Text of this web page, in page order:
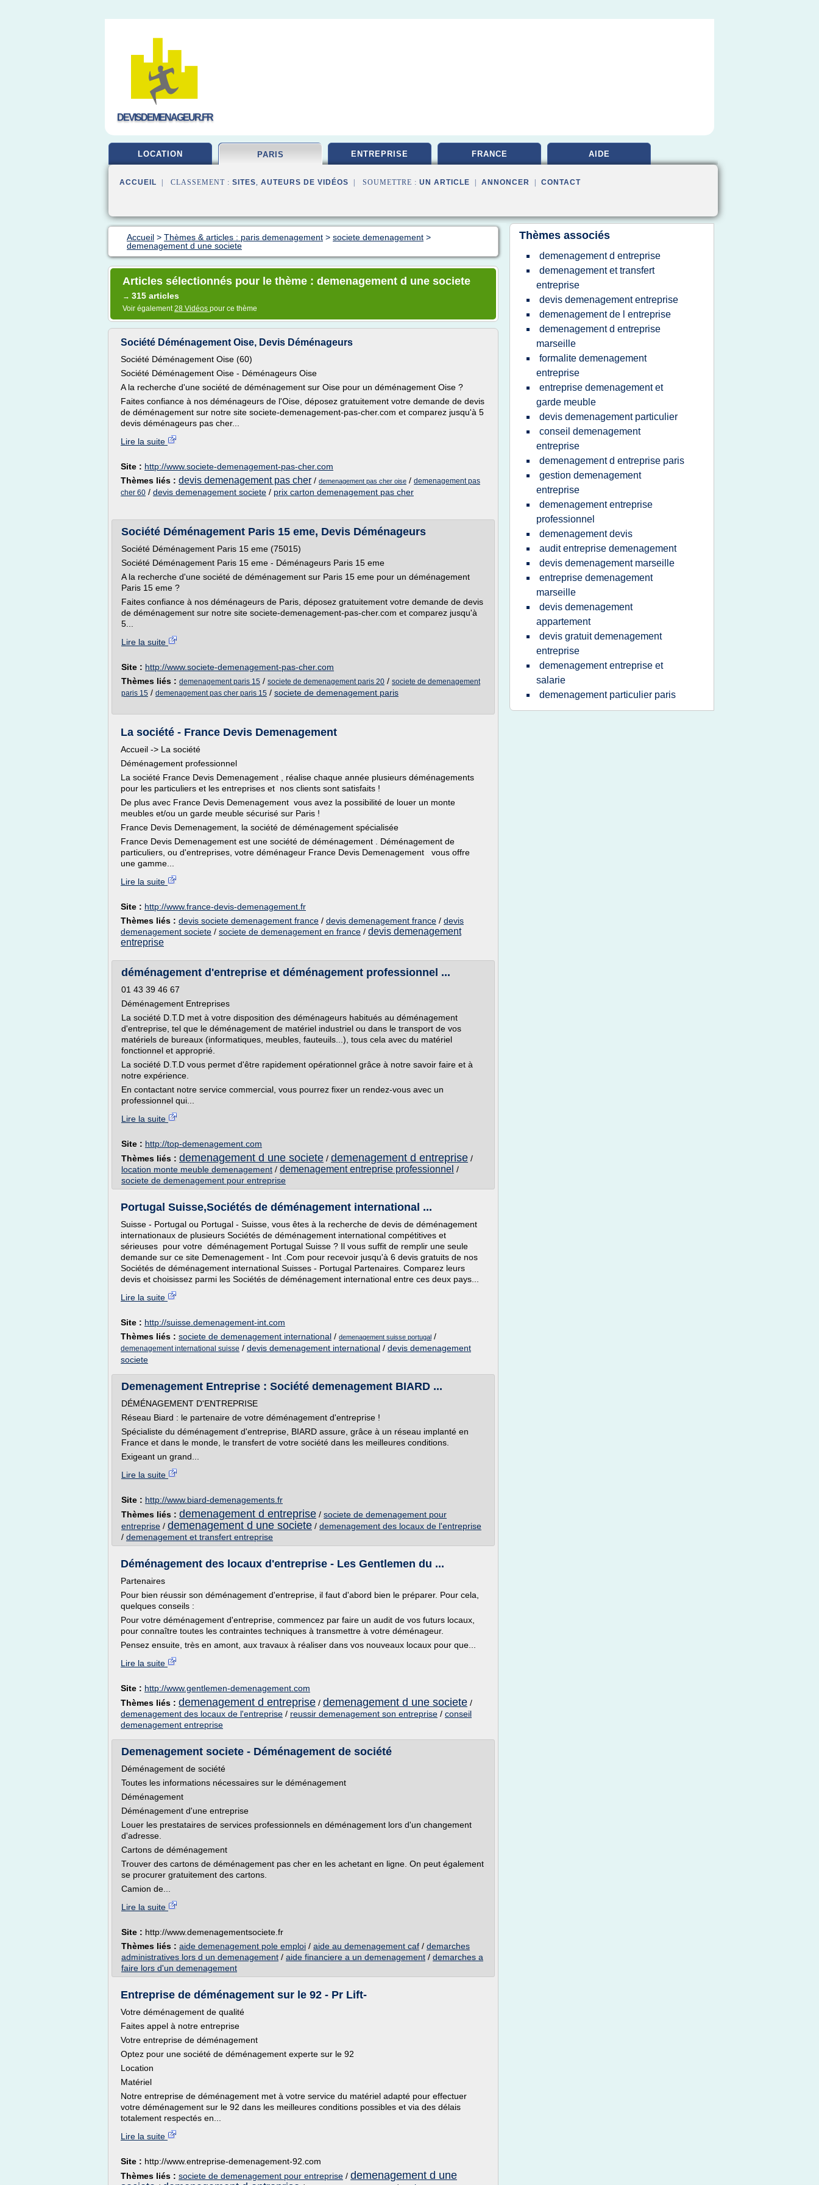
DEVISDEMENAGEUR.FR
LOCATION PARIS ENTREPRISE FRANCE AIDE
ACCUEIL | CLASSEMENT : SITES, AUTEURS DE VIDÉOS | SOUMETTRE : UN ARTICLE ANNONCER CONTACT
Accueil > Thèmes & articles : paris demenagement > societe demenagement >
demenagement d une societe
Articles sélectionnés pour le thème : demenagement d une societe
→ 315 articles
Voir également28 Vidéos pour ce thème
Société Déménagement Oise, Devis Déménageurs
Société Déménagement Oise (60)
Société Déménagement Oise - Déménageurs Oise
A la recherche d'une société de déménagement sur Oise pour un déménagement Oise ?
Faites confiance à nos déménageurs de l'Oise, déposez gratuitement votre demande de devis
de déménagement sur notre site societe-demenagement-pas-cher.com et comparez jusqu'à 5
devis déménageurs pas cher...
Lire la suite
Site : http://www.societe-demenagement-pas-cher.com
Thèmes liés : devis demenagement pas cher / demenagement pas cher oise / demenagement pas
cher 60 / devis demenagement societe / prix carton demenagement pas cher
Société Déménagement Paris 15 eme, Devis Déménageurs
Société Déménagement Paris 15 eme (75015)
Société Déménagement Paris 15 eme - Déménageurs Paris 15 eme
A la recherche d'une société de déménagement sur Paris 15 eme pour un déménagement
Paris 15 eme ?
Faites confiance à nos déménageurs de Paris, déposez gratuitement votre demande de devis
de déménagement sur notre site societe-demenagement-pas-cher.com et comparez jusqu'à
5...
Lire la suite
Site : http://www.societe-demenagement-pas-cher.com
Thèmes liés : demenagement paris 15 / societe de demenagement paris 20 / societe de demenagement
paris 15 / demenagement pas cher paris 15 / societe de demenagement paris
La société - France Devis Demenagement
Accueil -> La société
Déménagement professionnel
La société France Devis Demenagement , réalise chaque année plusieurs déménagements
pour les particuliers et les entreprises et nos clients sont satisfaits !
De plus avec France Devis Demenagement vous avez la possibilité de louer un monte
meubles et/ou un garde meuble sécurisé sur Paris !
France Devis Demenagement, la société de déménagement spécialisée
France Devis Demenagement est une société de déménagement . Déménagement de
particuliers, ou d'entreprises, votre déménageur France Devis Demenagement vous offre
une gamme...
Lire la suite
Site : http://www.france-devis-demenagement.fr
Thèmes liés : devis societe demenagement france / devis demenagement france / devis
demenagement societe / societe de demenagement en france / devis demenagement
entreprise
déménagement d'entreprise et déménagement professionnel ...
01 43 39 46 67
Déménagement Entreprises
La société D.T.D met à votre disposition des déménageurs habitués au déménagement
d'entreprise, tel que le déménagement de matériel industriel ou dans le transport de vos
matériels de bureaux (informatiques, meubles, fauteuils...), tous cela avec du matériel
fonctionnel et approprié.
La société D.T.D vous permet d'être rapidement opérationnel grâce à notre savoir faire et à
notre expérience.
En contactant notre service commercial, vous pourrez fixer un rendez-vous avec un
professionnel qui...
Lire la suite
Site : http://top-demenagement.com
Thèmes liés : demenagement d une societe / demenagement d entreprise /
location monte meuble demenagement / demenagement entreprise professionnel /
societe de demenagement pour entreprise
Portugal Suisse,Sociétés de déménagement international ...
Suisse - Portugal ou Portugal - Suisse, vous êtes à la recherche de devis de déménagement
internationaux de plusieurs Sociétés de déménagement international compétitives et
sérieuses pour votre déménagement Portugal Suisse ? Il vous suffit de remplir une seule
demande sur ce site Demenagement - Int .Com pour recevoir jusqu'à 6 devis gratuits de nos
Sociétés de déménagement international Suisses - Portugal Partenaires. Comparez leurs
devis et choisissez parmi les Sociétés de déménagement international entre ces deux pays...
Lire la suite
Site : http://suisse.demenagement-int.com
Thèmes liés : societe de demenagement international / demenagement suisse portugal /
demenagement international suisse / devis demenagement international / devis demenagement
societe
Demenagement Entreprise : Société demenagement BIARD ...
DÉMÉNAGEMENT D'ENTREPRISE
Réseau Biard : le partenaire de votre déménagement d'entreprise !
Spécialiste du déménagement d'entreprise, BIARD assure, grâce à un réseau implanté en
France et dans le monde, le transfert de votre société dans les meilleures conditions.
Exigeant un grand...
Lire la suite
Site : http://www.biard-demenagements.fr
Thèmes liés : demenagement d entreprise / societe de demenagement pour
entreprise / demenagement d une societe / demenagement des locaux de l'entreprise
/ demenagement et transfert entreprise
Déménagement des locaux d'entreprise - Les Gentlemen du ...
Partenaires
Pour bien réussir son déménagement d'entreprise, il faut d'abord bien le préparer. Pour cela,
quelques conseils :
Pour votre déménagement d'entreprise, commencez par faire un audit de vos futurs locaux,
pour connaître toutes les contraintes techniques à transmettre à votre déménageur.
Pensez ensuite, très en amont, aux travaux à réaliser dans vos nouveaux locaux pour que...
Lire la suite
Site : http://www.gentlemen-demenagement.com
Thèmes liés : demenagement d entreprise / demenagement d une societe /
demenagement des locaux de l'entreprise / reussir demenagement son entreprise / conseil
demenagement entreprise
Demenagement societe - Déménagement de société
Déménagement de société
Toutes les informations nécessaires sur le déménagement
Déménagement
Déménagement d'une entreprise
Louer les prestataires de services professionnels en déménagement lors d'un changement
d'adresse.
Cartons de déménagement
Trouver des cartons de déménagement pas cher en les achetant en ligne. On peut également
se procurer gratuitement des cartons.
Camion de...
Lire la suite
Site : http://www.demenagementsociete.fr
Thèmes liés : aide demenagement pole emploi / aide au demenagement caf / demarches
administratives lors d un demenagement / aide financiere a un demenagement / demarches a
faire lors d'un demenagement
Entreprise de déménagement sur le 92 - Pr Lift-
Votre déménagement de qualité
Faites appel à notre entreprise
Votre entreprise de déménagement
Optez pour une société de déménagement experte sur le 92
Location
Matériel
Notre entreprise de déménagement met à votre service du matériel adapté pour effectuer
votre déménagement sur le 92 dans les meilleures conditions possibles et via des délais
totalement respectés en...
Lire la suite
Site : http://www.entreprise-demenagement-92.com
Thèmes liés : societe de demenagement pour entreprise / demenagement d une
Thèmes associés
demenagement d entreprise
demenagement et transfert
entreprise
devis demenagement entreprise
demenagement de l entreprise
demenagement d entreprise
marseille
formalite demenagement
entreprise
entreprise demenagement et
garde meuble
devis demenagement particulier
conseil demenagement
entreprise
demenagement d entreprise paris
gestion demenagement
entreprise
demenagement entreprise
professionnel
demenagement devis
audit entreprise demenagement
devis demenagement marseille
entreprise demenagement
marseille
devis demenagement
appartement
devis gratuit demenagement
entreprise
demenagement entreprise et
salarie
demenagement particulier paris